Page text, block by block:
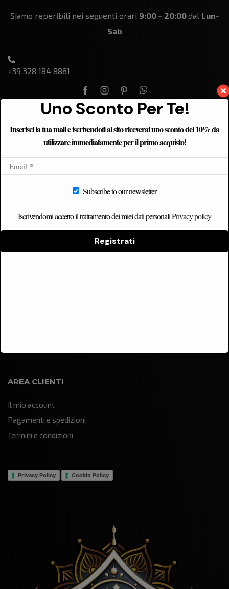
Siamo reperibili nei seguenti orari 9:00 – 20:00dal Lun-
Sab
+39 328 184 8861
ETNICHOME
Home
AREA CLIENTI
Il mio account
Pagamenti e spedizioni
Termini e condizioni
Privacy Policy Cookie Policy
Uno Sconto Per Te!
Inserisci la tua mail e iscrivendoti al sito riceverai uno sconto del 10% da
utilizzare immediatamente per il primo acquisto!
Subscribe to our newsletter
Iscrivendomi accetto il trattamento dei miei dati personaliPrivacy policy
Registrati